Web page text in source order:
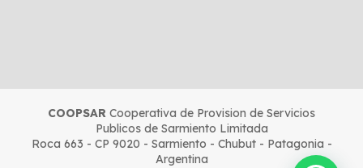
COOPSAR Cooperativa de Provision de Servicios
Publicos de Sarmiento Limitada
Roca 663 - CP 9020 - Sarmiento - Chubut - Patagonia -
Argentina